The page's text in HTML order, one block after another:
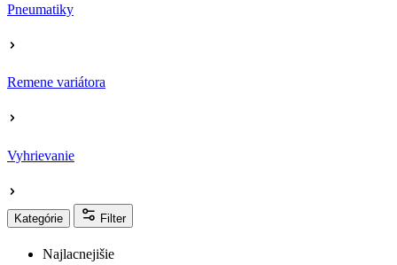
Pneumatiky
Remene variátora
Vyhrievanie
Kategórie Filter
Najlacnejišie